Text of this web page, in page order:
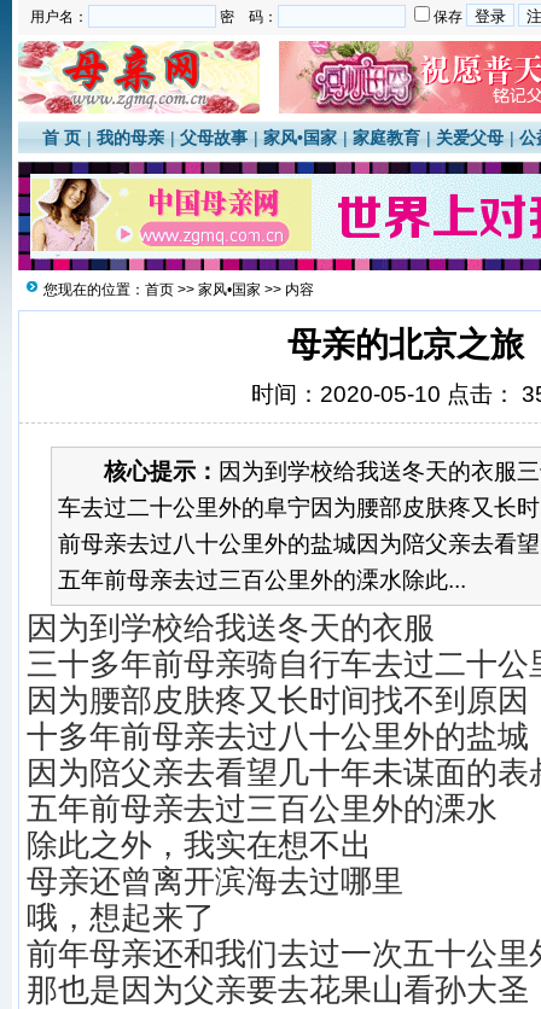
用户名： 密 码： 保存
首 页 |我的母亲 |父母故事 |家风•国家 |家庭教育 |关爱父母 |公
您现在的位置： 首页 >> 家风•国家 >> 内容
母亲的北京之旅
时间：2020-05-10 点击：
核心提示： 因为到学校给我送冬天的衣服
车去过二十公里外的阜宁因为腰部皮肤疼又长
前母亲去过八十公里外的盐城因为陪父亲去看
五年前母亲去过三百公里外的溧水除此...
因为到学校给我送冬天的衣服
三十多年前母亲骑自行车去过二十公
因为腰部皮肤疼又长时间找不到原因
十多年前母亲去过八十公里外的盐城
因为陪父亲去看望几十年未谋面的表
五年前母亲去过三百公里外的溧水
除此之外，我实在想不出
母亲还曾离开滨海去过哪里
哦，想起来了
前年母亲还和我们去过一次五十公里
那也是因为父亲要去花果山看孙大圣